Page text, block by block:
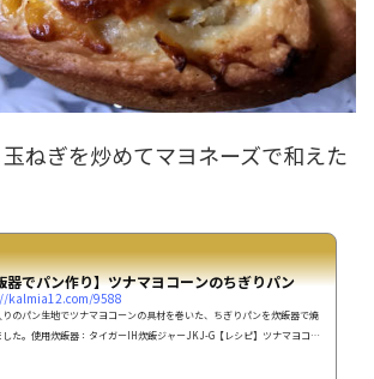
ねぎを炒めてマヨネーズで和えた
器でパン作り】ツナマヨコーンのちぎりパン
kalmia12.com/9588
りのパン生地でツナマヨコーンの具材を巻いた、ちぎりパンを炊飯器で焼
した。使用炊飯器：タイガーIH炊飯ジャーJKJ-G【レシピ】ツナマヨコー